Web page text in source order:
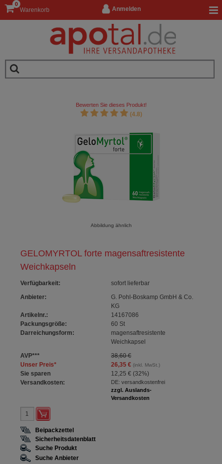
Anmelden
Warenkorb
0
GELOMYRTOL forte magensaftresistente
Weichkapseln
Verfügbarkeit:
sofort lieferbar
Anbieter:
G. Pohl-Boskamp GmbH & Co.
KG
Artikelnr.:
14167086
Packungsgröße:
60 St
Darreichungsform:
magensaftresistente
Weichkapsel
AVP***
38,60 €
Unser Preis* 26,35 €(inkl. MwSt.)
Sie sparen 12,25 € (32%)
Versandkosten:
DE: versandkostenfrei
zzgl. Auslands-
Versandkosten
Bewerten Sie dieses Produkt!
(4.8)
Abbildung ähnlich
Beipackzettel
Sicherheitsdatenblatt
Suche Produkt
Suche Anbieter